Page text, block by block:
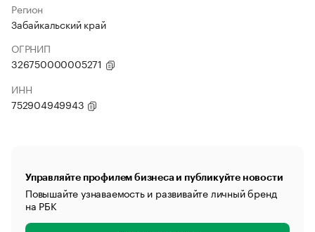
Регион
Забайкальский край
ОГРНИП
326750000005271
ИНН
752904949943
Управляйте профилем бизнеса и публикуйте новости
Повышайте узнаваемость и развивайте личный бренд
на РБК